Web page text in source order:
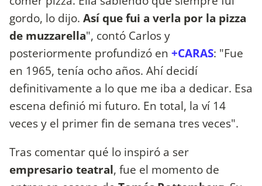
gordo, lo dijo. Así que fui a verla por la pizza
de muzzarella", contó Carlos y
posteriormente profundizó en +CARAS: "Fue
en 1965, tenía ocho años. Ahí decidí
definitivamente a lo que me iba a dedicar. Esa
escena definió mi futuro. En total, la ví 14
veces y el primer fin de semana tres veces".
Tras comentar qué lo inspiró a ser
empresario teatral, fue el momento de